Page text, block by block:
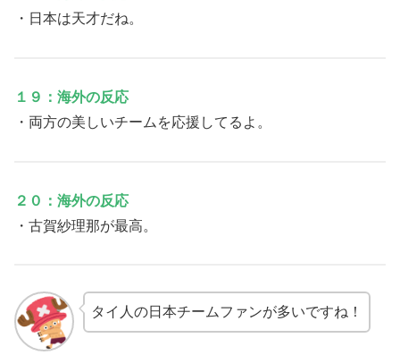
・日本は天才だね。
１９：海外の反応
・両方の美しいチームを応援してるよ。
２０：海外の反応
・古賀紗理那が最高。
タイ人の日本チームファンが多いですね！